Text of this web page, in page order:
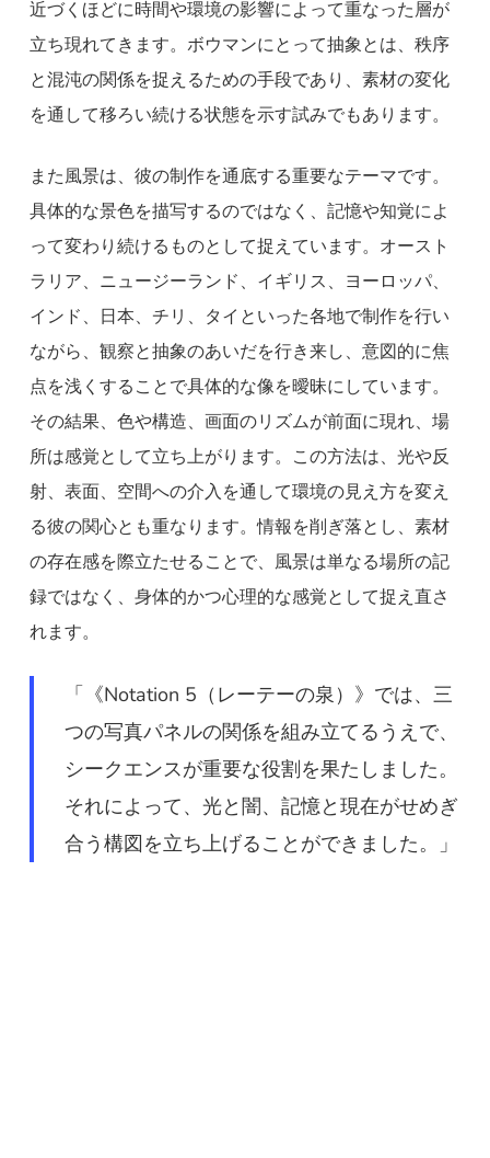
近づくほどに時間や環境の影響によって重なった層が
立ち現れてきます。ボウマンにとって抽象とは、秩序
と混沌の関係を捉えるための手段であり、素材の変化
を通して移ろい続ける状態を示す試みでもあります。
また風景は、彼の制作を通底する重要なテーマです。
具体的な景色を描写するのではなく、記憶や知覚によ
って変わり続けるものとして捉えています。オースト
ラリア、ニュージーランド、イギリス、ヨーロッパ、
インド、日本、チリ、タイといった各地で制作を行い
ながら、観察と抽象のあいだを行き来し、意図的に焦
点を浅くすることで具体的な像を曖昧にしています。
その結果、色や構造、画面のリズムが前面に現れ、場
所は感覚として立ち上がります。この方法は、光や反
射、表面、空間への介入を通して環境の見え方を変え
る彼の関心とも重なります。情報を削ぎ落とし、素材
の存在感を際立たせることで、風景は単なる場所の記
録ではなく、身体的かつ心理的な感覚として捉え直さ
れます。
「《Notation 5（レーテーの泉）》では、三
つの写真パネルの関係を組み立てるうえで、
シークエンスが重要な役割を果たしました。
それによって、光と闇、記憶と現在がせめぎ
合う構図を立ち上げることができました。」